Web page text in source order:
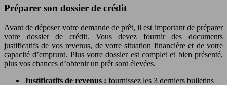
Préparer son dossier de crédit
Avant de déposer votre demande de prêt, il est important de préparer
votre dossier de crédit. Vous devez fournir des documents
justificatifs de vos revenus, de votre situation financière et de votre
capacité d’emprunt. Plus votre dossier est complet et bien présenté,
plus vos chances d’obtenir un prêt sont élevées.
Justificatifs de revenus : fournissez les 3 derniers bulletins